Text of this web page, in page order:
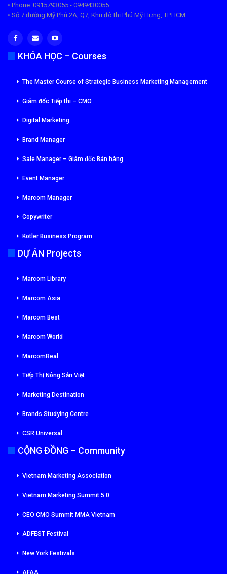
• Phone: 0915793055 - 0949430055
• Số 7 đường Mỹ Phú 2A, Q7, Khu đô thị Phú Mỹ Hưng, TP.HCM
KHÓA HỌC – Courses
The Master Course of Strategic Business Marketing Management
Giám đốc Tiếp thi – CMO
Digital Marketing
Brand Manager
Sale Manager – Giám đốc Bán hàng
Event Manager
Marcom Manager
Copywriter
Kotler Business Program
DỰ ÁN Projects
Marcom Library
Marcom Asia
Marcom Best
Marcom World
MarcomReal
Tiếp Thị Nông Sản Việt
Marketing Destination
Brands Studying Centre
CSR Universal
CỘNG ĐỒNG – Community
Vietnam Marketing Association
Vietnam Marketing Summit 5.0
CEO CMO Summit MMA Vietnam
ADFEST Festival
New York Festivals